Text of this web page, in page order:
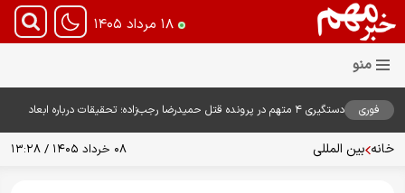
۱۸ مرداد ۱۴۰۵
فوری
دستگیری ۴ متهم در پرونده قتل حمیدرضا رجب‌زاده؛ تحقیقات درباره ابعاد
خانه بین المللی ۰۸ خرداد ۱۴۰۵ / ۱۳:۲۸